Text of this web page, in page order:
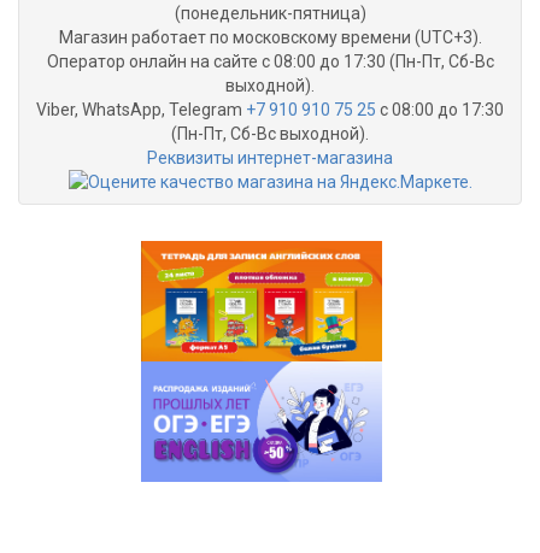
(понедельник-пятница)
Магазин работает по московскому времени (UTC+3).
Оператор онлайн на сайте с 08:00 до 17:30 (Пн-Пт, Сб-Вс
выходной).
Viber, WhatsApp, Telegram +7 910 910 75 25 с 08:00 до 17:30
(Пн-Пт, Сб-Вс выходной).
Реквизиты интернет-магазина